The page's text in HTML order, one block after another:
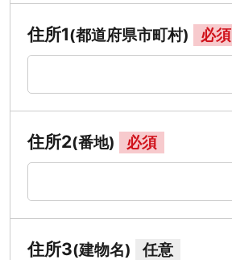
住所1(都道府県市町村) 必須
住所2(番地) 必須
住所3(建物名) 任意